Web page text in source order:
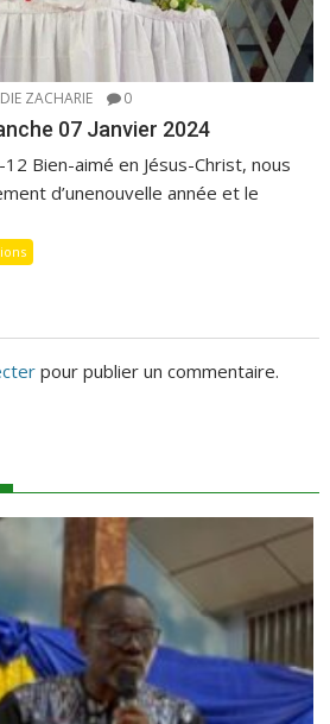
ZACHARIE 0
07 Janvier 2024
Bien-aimé en Jésus-Christ, nous
d’unenouvelle année et le
pour publier un commentaire.